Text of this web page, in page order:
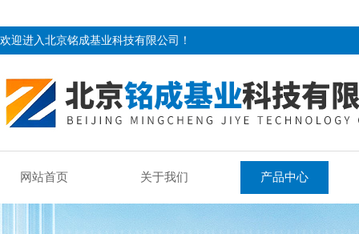
欢迎进入北京铭成基业科技有限公司！
网站首页 关于我们 产品中心